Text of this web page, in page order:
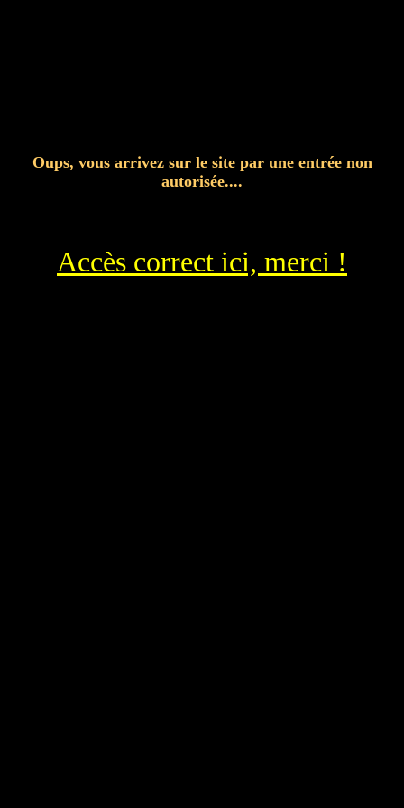
Oups, vous arrivez sur le site par une entrée non
autorisée....
Accès correct ici, merci !